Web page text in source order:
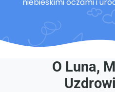
O Luna,